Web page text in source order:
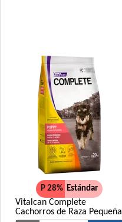
P 28% Estándar
Vitalcan Complete
Cachorros de Raza Pequeña